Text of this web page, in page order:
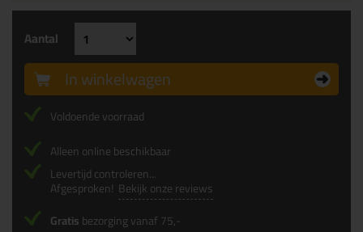
Aantal
In winkelwagen
Voldoende voorraad
Alleen online beschikbaar
Levertijd controleren...
Afgesproken! Bekijk onze reviews
Gratisbezorging vanaf 75,-